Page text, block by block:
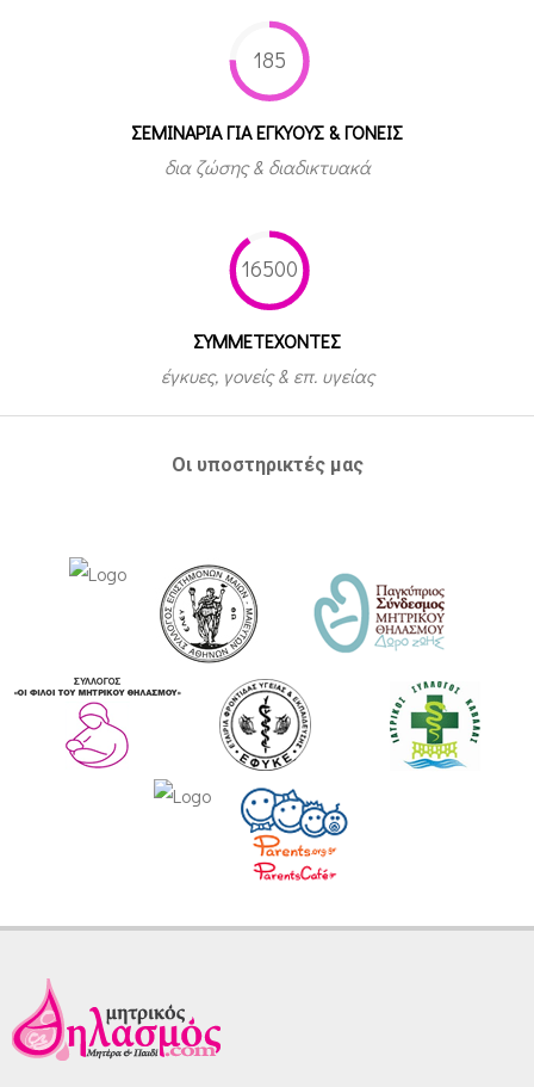
185
ΣΕΜΙΝΑΡΙΑ ΓΙΑ ΕΓΚΥΟΥΣ & ΓΟΝΕΙΣ
δια ζώσης & διαδικτυακά
16500
ΣΥΜΜΕΤEΧΟΝΤΕΣ
έγκυες, γονείς & επ. υγείας
Οι υποστηρικτές μας